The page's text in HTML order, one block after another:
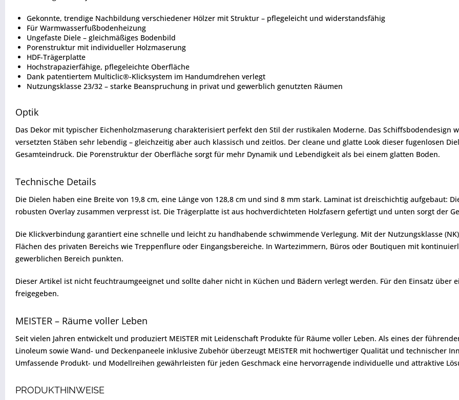
Gekonnte, trendige Nachbildung verschiedener Hölzer mit Struktur – pflegeleicht und widerstandsfähig
Für Warmwasserfußbodenheizung
Ungefaste Diele – gleichmäßiges Bodenbild
Porenstruktur mit individueller Holzmaserung
HDF-Trägerplatte
Hochstrapazierfähige, pflegeleichte Oberfläche
Dank patentiertem Multiclic®-Klicksystem im Handumdrehen verlegt
Nutzungsklasse 23/32 – starke Beanspruchung in privat und gewerblich genutzten Räumen
Optik
Das Dekor mit typischer Eichenholzmaserung charakterisiert perfekt den Stil der rustikalen Moderne. Das Schiffsbodendesign
versetzten Stäben sehr lebendig – gleichzeitig aber auch klassisch und zeitlos. Der cleane und glatte Look dieser fugenlosen
Gesamteindruck. Die Porenstruktur der Oberfläche sorgt für mehr Dynamik und Lebendigkeit als bei einem glatten Boden.
Technische Details
Die Dielen haben eine Breite von 19,8 cm, eine Länge von 128,8 cm und sind 8 mm stark. Laminat ist dreischichtig aufgebaut:
robusten Overlay zusammen verpresst ist. Die Trägerplatte ist aus hochverdichteten Holzfasern gefertigt und unten sorgt der
Die Klickverbindung garantiert eine schnelle und leicht zu handhabende schwimmende Verlegung. Mit der Nutzungsklasse
Flächen des privaten Bereichs wie Treppenflure oder Eingangsbereiche. In Wartezimmern, Büros oder Boutiquen mit
gewerblichen Bereich punkten.
Dieser Artikel ist nicht feuchtraumgeeignet und sollte daher nicht in Küchen und Bädern verlegt werden. Für den Einsatz über
freigegeben.
MEISTER – Räume voller Leben
Seit vielen Jahren entwickelt und produziert MEISTER mit Leidenschaft Produkte für Räume voller Leben. Als eines der
Linoleum sowie Wand- und Deckenpaneele inklusive Zubehör überzeugt MEISTER mit hochwertiger Qualität und technischer
Umfassende Produkt- und Modellreihen gewährleisten für jeden Geschmack eine hervorragende individuelle und attraktive
PRODUKTHINWEISE